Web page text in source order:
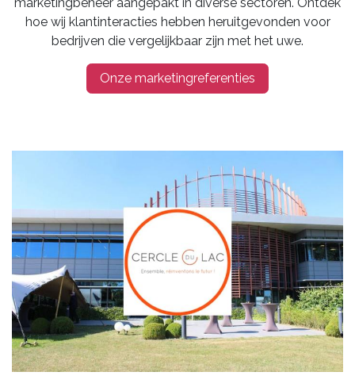
hoe wij klantinteracties hebben heruitgevonden voor
bedrijven die vergelijkbaar zijn met het uwe.
Onze marketingreferenties